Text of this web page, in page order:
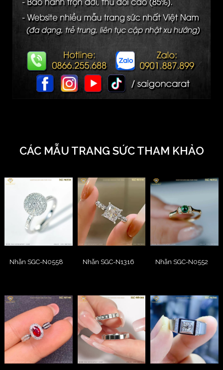
CÁC MẪU TRANG SỨC THAM KHẢO
Nhẫn SGC-N0558 Nhẫn SGC-N1316 Nhẫn SGC-N0552